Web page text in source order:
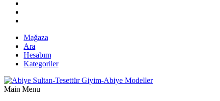
Mağaza
Ara
Hesabım
Kategoriler
Main Menu